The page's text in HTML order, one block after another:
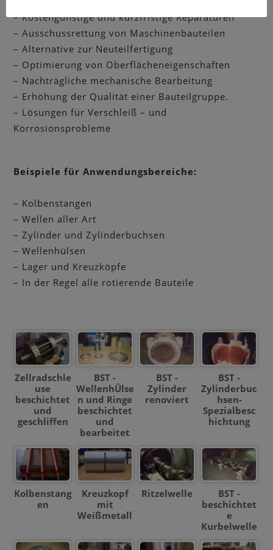
– Kostengünstige und kurzfristige Reparaturen
– Ausschussrettung von Maschinenbauteilen
– Alternative zur Neuteilfertigung
– Optimierung von Oberflächeneigenschaften
– Nachträgliche mechanische Bearbeitung
– Erhöhung der Qualität einer Bauteilgruppe.
– Lösungen für Verschleiß – und
Korrosionsprobleme
Beispiele für Anwendungsbereiche:
– Kolbenstangen
– Wellen aller Art
– Zylinder und Zylinderbuchsen
– Wellenhülsen
– Lager und Kreuzköpfe
– In der Regel alle rotierende Bauteile
Zellradschle
use
beschichtet
und
geschliffen
BST -
WellenhÜlse
n und Ringe
beschichtet
und
bearbeitet
BST -
Zylinder
renoviert
BST -
Zylinderbuc
hsen-
Spezialbesc
hichtung
Kolbenstang
en
Kreuzkopf
mit
Weißmetall
Ritzelwelle
BST -
beschichtet
e
Kurbelwelle